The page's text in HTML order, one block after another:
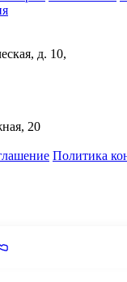
д. 10,
20
Политика